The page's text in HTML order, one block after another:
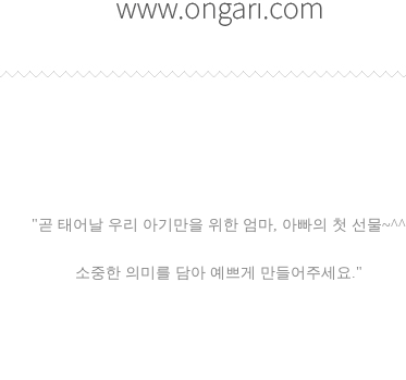
"곧 태어날 우리 아기만을 위한 엄마, 아빠의 첫 선물~^^
소중한 의미를 담아 예쁘게 만들어주세요."